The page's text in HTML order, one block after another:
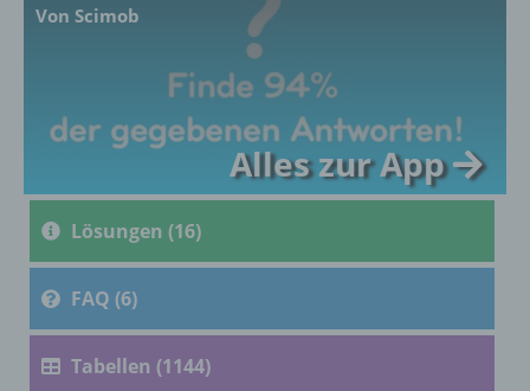
Von Scimob
Alles zur App
Lösungen (16)
FAQ (6)
Tabellen (1144)
Ausdruck der physischen, physiologischen,
genetischen, psychischen, wirtschaftlichen,
kulturellen oder sozialen Identität dieser
natürlichen Person sind, identifiziert werden
Betroffene Person ist jede identifizierte oder
identifizierbare natürliche Person, deren
personenbezogene Daten von dem für die
Verarbeitung Verantwortlichen verarbeitet
werden.